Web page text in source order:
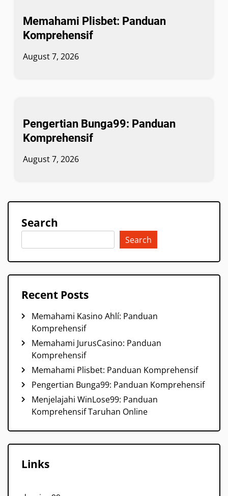
Memahami Plisbet: Panduan
Komprehensif
August 7, 2026
Pengertian Bunga99: Panduan
Komprehensif
August 7, 2026
Search
Search
Recent Posts
Memahami Kasino Ahlí: Panduan
Komprehensif
Memahami JurusCasino: Panduan
Komprehensif
Memahami Plisbet: Panduan Komprehensif
Pengertian Bunga99: Panduan Komprehensif
Menjelajahi WinLose99: Panduan
Komprehensif Taruhan Online
Links